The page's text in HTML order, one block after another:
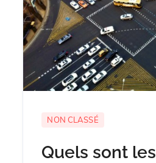
NON CLASSÉ
Quels sont les